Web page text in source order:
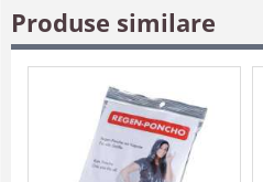
Produse similare